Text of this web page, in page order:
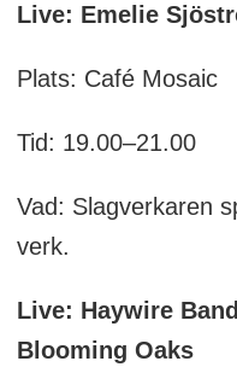
Live: Emelie
Plats: Café Mosaic
Tid: 19.00–21.00
Vad: Slagverkaren
verk.
Live: Haywire
Blooming Oaks